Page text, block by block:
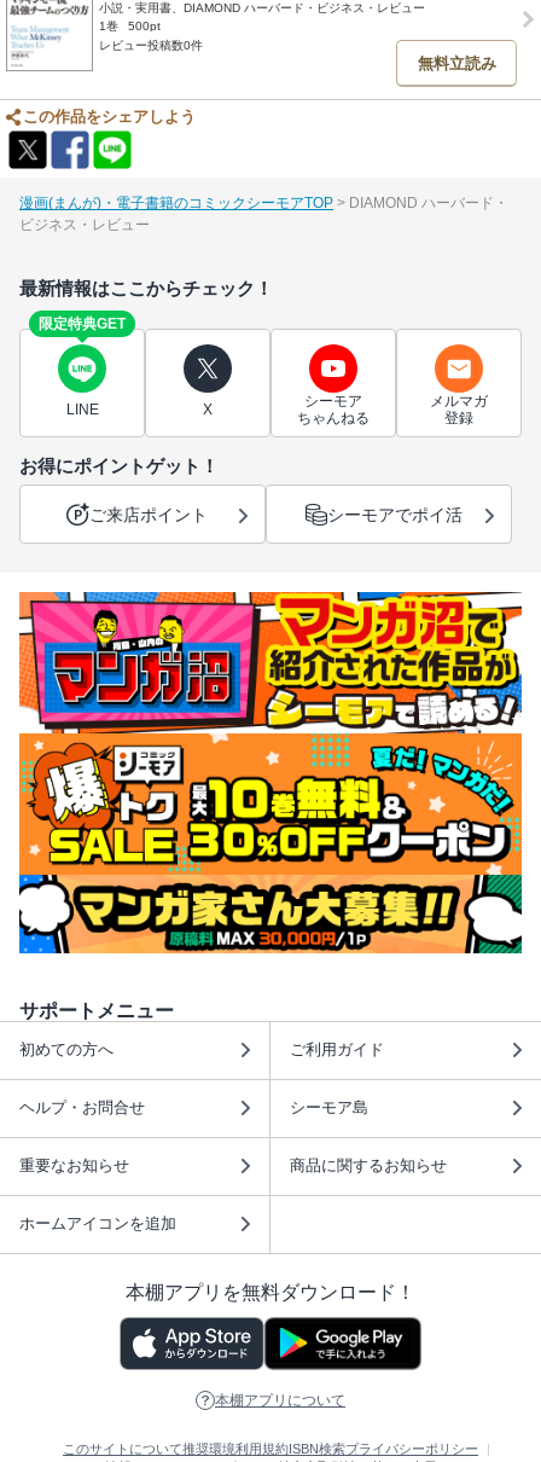
小説・実用書、DIAMOND ハーバード・ビジネス・レビュー
1巻
500pt
レビュー投稿数0件
無料立読み
この作品をシェアしよう
漫画(まんが)・電子書籍のコミックシーモアTOP
DIAMOND ハーバード・
ビジネス・レビュー
最新情報はここからチェック！
限定特典GET
LINE X
シーモア
ちゃんねる
メルマガ
登録
お得にポイントゲット！
ご来店ポイント シーモアでポイ活
サポートメニュー
初めての方へ ご利用ガイド
ヘルプ・お問合せ シーモア島
重要なお知らせ 商品に関するお知らせ
ホームアイコンを追加
本棚アプリを無料ダウンロード！
本棚アプリについて
このサイトについて推奨環境利用規約 ISBN検索プライバシーポリシー